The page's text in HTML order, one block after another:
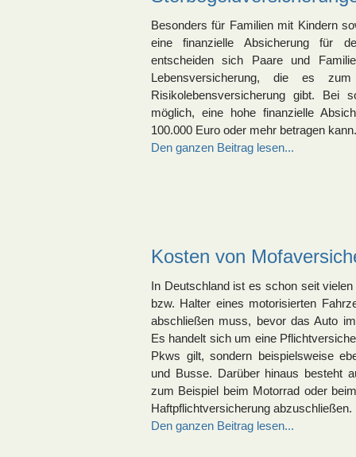
Besonders für Familien mit Kindern
eine finanzielle Absicherung für
entscheiden sich Paare und
Lebensversicherung, die es
Risikolebensversicherung gibt. Bei
möglich, eine hohe finanzielle
100.000 Euro oder mehr betragen kann.
Den ganzen Beitrag lesen...
Kosten von
In Deutschland ist es schon seit
bzw. Halter eines motorisierten
abschließen muss, bevor das Auto
Es handelt sich um eine
Pkws gilt, sondern beispielsweise
und Busse. Darüber hinaus besteht
zum Beispiel beim Motorrad oder
Haftpflichtversicherung abzuschließen.
Den ganzen Beitrag lesen...